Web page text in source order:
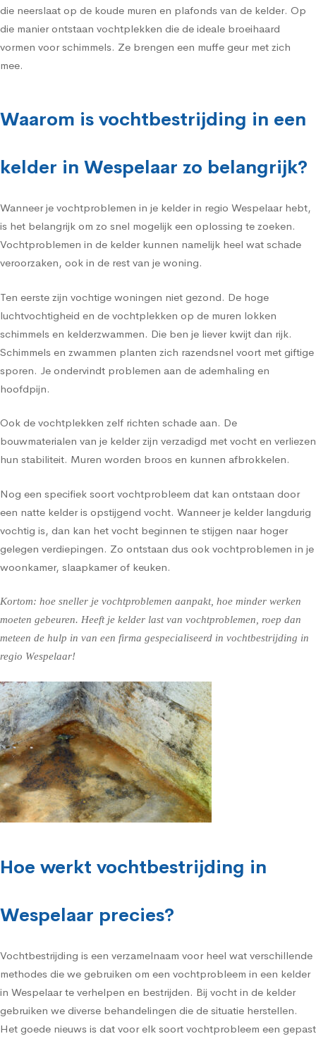
die neerslaat op de koude muren en plafonds van de kelder. Op
die manier ontstaan vochtplekken die de ideale broeihaard
vormen voor schimmels. Ze brengen een muffe geur met zich
mee.
Waarom is vochtbestrijding in een
kelder in Wespelaar zo belangrijk?
Wanneer je vochtproblemen in je kelder in regio Wespelaar hebt,
is het belangrijk om zo snel mogelijk een oplossing te zoeken.
Vochtproblemen in de kelder kunnen namelijk heel wat schade
veroorzaken, ook in de rest van je woning.
Ten eerste zijn vochtige woningen niet gezond. De hoge
luchtvochtigheid en de vochtplekken op de muren lokken
schimmels en kelderzwammen. Die ben je liever kwijt dan rijk.
Schimmels en zwammen planten zich razendsnel voort met giftige
sporen. Je ondervindt problemen aan de ademhaling en
hoofdpijn.
Ook de vochtplekken zelf richten schade aan. De
bouwmaterialen van je kelder zijn verzadigd met vocht en verliezen
hun stabiliteit. Muren worden broos en kunnen afbrokkelen.
Nog een specifiek soort vochtprobleem dat kan ontstaan door
een natte kelder is opstijgend vocht. Wanneer je kelder langdurig
vochtig is, dan kan het vocht beginnen te stijgen naar hoger
gelegen verdiepingen. Zo ontstaan dus ook vochtproblemen in je
woonkamer, slaapkamer of keuken.
Kortom: hoe sneller je vochtproblemen aanpakt, hoe minder werken
moeten gebeuren. Heeft je kelder last van vochtproblemen, roep dan
meteen de hulp in van een firma gespecialiseerd in vochtbestrijding in
regio Wespelaar!
Hoe werkt vochtbestrijding in
Wespelaar precies?
Vochtbestrijding is een verzamelnaam voor heel wat verschillende
methodes die we gebruiken om een vochtprobleem in een kelder
in Wespelaar te verhelpen en bestrijden. Bij vocht in de kelder
gebruiken we diverse behandelingen die de situatie herstellen.
Het goede nieuws is dat voor elk soort vochtprobleem een gepast